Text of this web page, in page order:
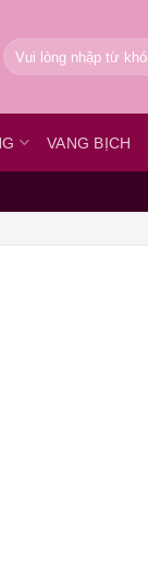
Tìm
kiếm:
VANG BỊCH